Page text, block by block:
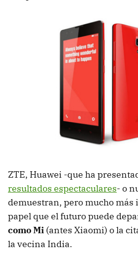
ZTE, Huawei -que ha
resultados espectaculares- o
demuestran, pero mucho más
papel que el futuro puede
como Mi (antes Xiaomi) o la
la vecina India.